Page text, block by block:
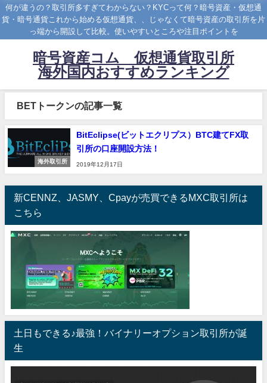
何が違うの？取引所多すぎてわからない？KYCって何？暗号資産・仮想通
貨・暗号通貨これから始める仮想通貨、、じゃなくて暗号資産の取引所を片
っ端から開設して比較。使いやすいところや注目ポイントを
暗号資産コム 仮想通貨取引所
海外国内おすすめランキング
BETトークンの記事一覧
海外取引所
BitEclipse(ビットエクリプス）BTC建てFX取
引所の口座開設方法！
2019年12月17日
新CENNZ、JASMY、Cpayが売買できるMXC取引所は
こちら
土日もできる♪最強！バイナリーオプション取引所が誕
生